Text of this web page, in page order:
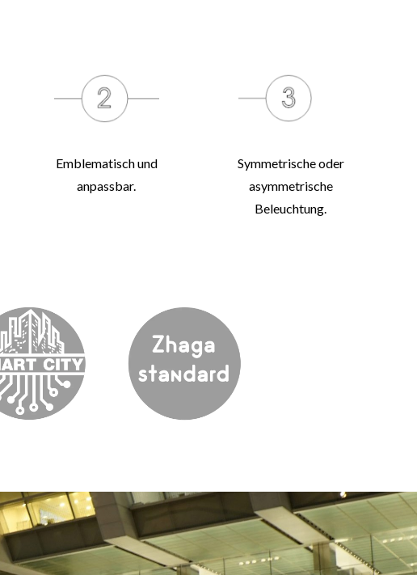
Emblematisch und
anpassbar.
Symmetrische oder
asymmetrische
Beleuchtung.